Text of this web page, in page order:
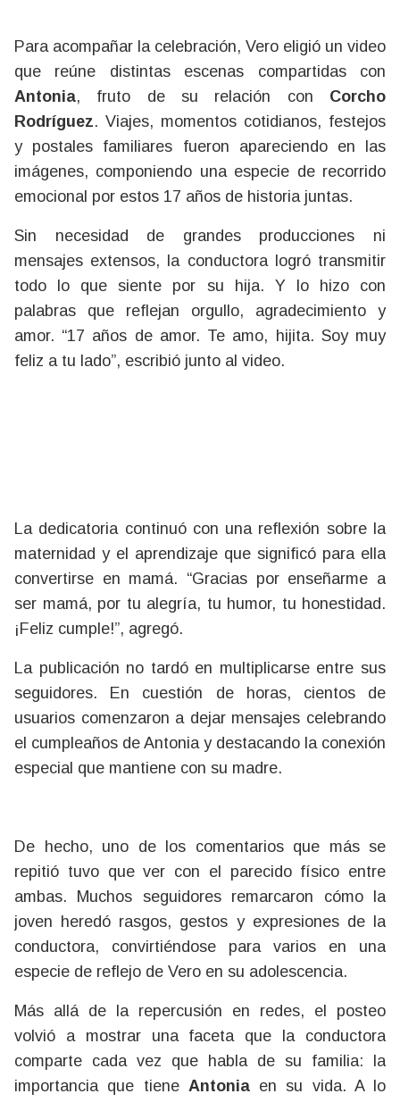
Para acompañar la celebración, Vero eligió un video
que reúne distintas escenas compartidas con
Antonia, fruto de su relación con Corcho
Rodríguez. Viajes, momentos cotidianos, festejos
y postales familiares fueron apareciendo en las
imágenes, componiendo una especie de recorrido
emocional por estos 17 años de historia juntas.
Sin necesidad de grandes producciones ni
mensajes extensos, la conductora logró transmitir
todo lo que siente por su hija. Y lo hizo con
palabras que reflejan orgullo, agradecimiento y
amor. “17 años de amor. Te amo, hijita. Soy muy
feliz a tu lado”, escribió junto al video.
La dedicatoria continuó con una reflexión sobre la
maternidad y el aprendizaje que significó para ella
convertirse en mamá. “Gracias por enseñarme a
ser mamá, por tu alegría, tu humor, tu honestidad.
¡Feliz cumple!”, agregó.
La publicación no tardó en multiplicarse entre sus
seguidores. En cuestión de horas, cientos de
usuarios comenzaron a dejar mensajes celebrando
el cumpleaños de Antonia y destacando la conexión
especial que mantiene con su madre.
De hecho, uno de los comentarios que más se
repitió tuvo que ver con el parecido físico entre
ambas. Muchos seguidores remarcaron cómo la
joven heredó rasgos, gestos y expresiones de la
conductora, convirtiéndose para varios en una
especie de reflejo de Vero en su adolescencia.
Más allá de la repercusión en redes, el posteo
volvió a mostrar una faceta que la conductora
comparte cada vez que habla de su familia: la
importancia que tiene Antoniaen su vida. A lo